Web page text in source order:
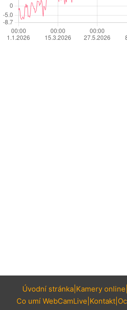
Úvodní stránka Kamery online
Co umí WebCamLive Kontakt